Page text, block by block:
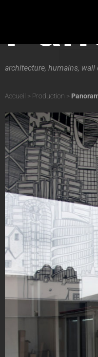
architecture, humains, wall
Accueil > Production >